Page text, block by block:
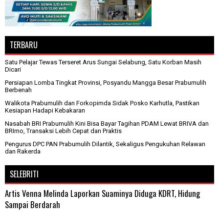
TERBARU
Satu Pelajar Tewas Terseret Arus Sungai Selabung, Satu Korban Masih
Dicari
Persiapan Lomba Tingkat Provinsi, Posyandu Mangga Besar Prabumulih
Berbenah
Walikota Prabumulih dan Forkopimda Sidak Posko Karhutla, Pastikan
Kesiapan Hadapi Kebakaran
Nasabah BRI Prabumulih Kini Bisa Bayar Tagihan PDAM Lewat BRIVA dan
BRImo, Transaksi Lebih Cepat dan Praktis
Pengurus DPC PAN Prabumulih Dilantik, Sekaligus Pengukuhan Relawan
dan Rakerda
SELEBRITI
Artis Venna Melinda Laporkan Suaminya Diduga KDRT, Hidung
Sampai Berdarah